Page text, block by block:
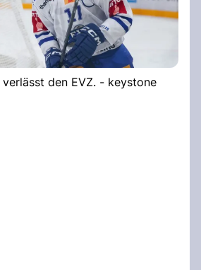
den EVZ. - keystone